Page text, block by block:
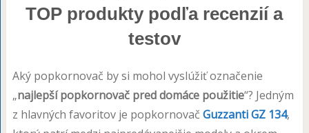
TOP produkty podľa recenzií a
testov
Aký popkornovač by si mohol vyslúžiť označenie
„najlepší popkornovač pred domáce použitie“? Jedným
z hlavných favoritov je popkornovač Guzzanti GZ 134,